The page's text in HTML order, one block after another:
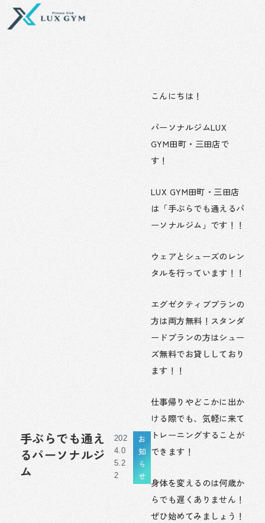
を
手ぶらでも通え
るパーソナルジ
ム
202
4.0
5.2
2
お
知
ら
せ
こんにちは！
パーソナルジムLUX
GYM田町・三田店で
す！
LUX GYM田町・三田店
は「手ぶらでも通えるパ
ーソナルジム」です！！
ウェアとシューズのレン
タルを行っています！！
エグゼクティブプランの
方は両方無料！スタンダ
ードプランの方はシュー
ズ無料でお貸ししており
ます！！
仕事帰りやどこかに出か
ける際でも、気軽に来て
トレーニングすることが
できます！
身体を変えるのは何歳か
らでも遅くありません！
ぜひ始めてみましょう！